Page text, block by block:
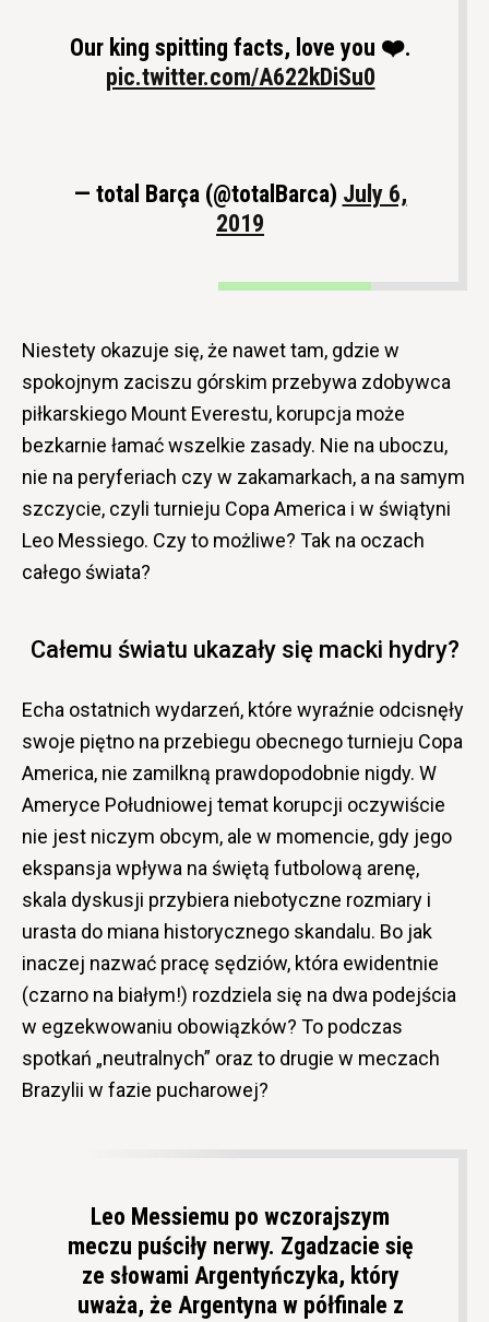
Our king spitting facts, love you ❤️.
pic.twitter.com/A622kDiSu0
— total Barça (@totalBarca) July 6,
2019
Niestety okazuje się, że nawet tam, gdzie w
spokojnym zaciszu górskim przebywa zdobywca
piłkarskiego Mount Everestu, korupcja może
bezkarnie łamać wszelkie zasady. Nie na uboczu,
nie na peryferiach czy w zakamarkach, a na samym
szczycie, czyli turnieju Copa America i w świątyni
Leo Messiego. Czy to możliwe? Tak na oczach
całego świata?
Całemu światu ukazały się macki hydry?
Echa ostatnich wydarzeń, które wyraźnie odcisnęły
swoje piętno na przebiegu obecnego turnieju Copa
America, nie zamilkną prawdopodobnie nigdy. W
Ameryce Południowej temat korupcji oczywiście
nie jest niczym obcym, ale w momencie, gdy jego
ekspansja wpływa na świętą futbolową arenę,
skala dyskusji przybiera niebotyczne rozmiary i
urasta do miana historycznego skandalu. Bo jak
inaczej nazwać pracę sędziów, która ewidentnie
(czarno na białym!) rozdziela się na dwa podejścia
w egzekwowaniu obowiązków? To podczas
spotkań „neutralnych” oraz to drugie w meczach
Brazylii w fazie pucharowej?
Leo Messiemu po wczorajszym
meczu puściły nerwy. Zgadzacie się
ze słowami Argentyńczyka, który
uważa, że Argentyna w półfinale z